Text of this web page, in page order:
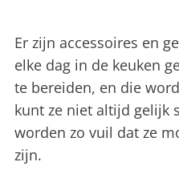
Er zijn accessoires en
elke dag in de keuken
te bereiden, en die
kunt ze niet altijd gelijk
worden zo vuil dat ze
zijn.